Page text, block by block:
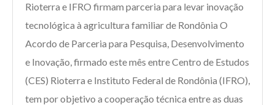
Rioterra e IFRO firmam parceria para levar inovação
tecnológica à agricultura familiar de Rondônia O
Acordo de Parceria para Pesquisa, Desenvolvimento
e Inovação, firmado este mês entre Centro de Estudos
(CES) Rioterra e Instituto Federal de Rondônia (IFRO),
tem por objetivo a cooperação técnica entre as duas